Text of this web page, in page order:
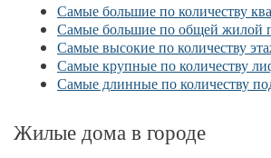
Самые большие по количеству
Самые большие по общей жилой
Самые высокие по количеству
Самые крупные по количеству
Самые длинные по количеству
Жилые дома в городе